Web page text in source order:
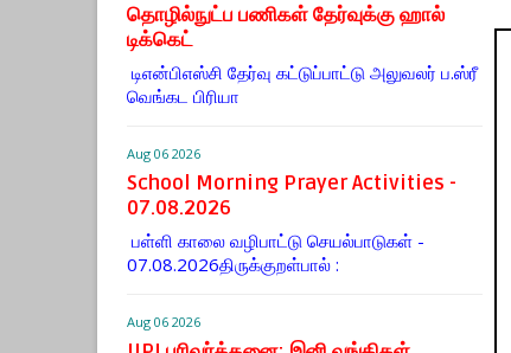
தொழில்நுட்ப பணிகள் தேர்வுக்கு ஹால் ​
டிக்கெட்
டிஎன்​பிஎஸ்சி தேர்வு கட்​டுப்​பாட்டு அலு​வலர் ப.ஸ்ரீ
வெங்கட பிரியா
Aug 06 2026
School Morning Prayer Activities -
07.08.2026
பள்ளி காலை வழிபாட்டு செயல்பாடுகள் -
07.08.2026திருக்குறள்பால் :
Aug 06 2026